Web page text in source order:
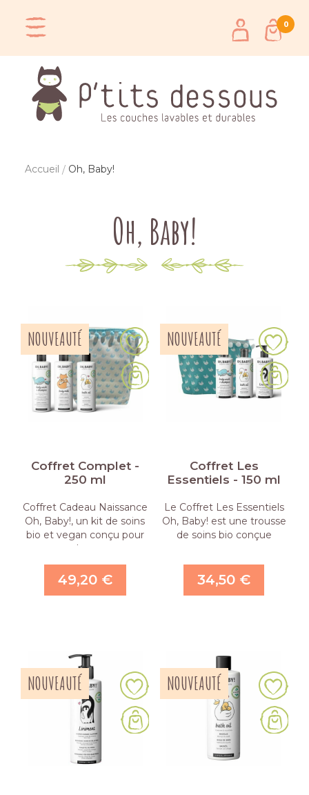
0
Accueil Oh, Baby!
Oh, Baby!
NOUVEAUTÉ
Coffret Complet -
250 ml
Coffret Cadeau Naissance
Oh, Baby!, un kit de soins
bio et vegan conçu pour
la …
49,20 €
NOUVEAUTÉ
Coffret Les
Essentiels - 150 ml
Le Coffret Les Essentiels
Oh, Baby! est une trousse
de soins bio conçue
34,50 €
NOUVEAUTÉ NOUVEAUTÉ